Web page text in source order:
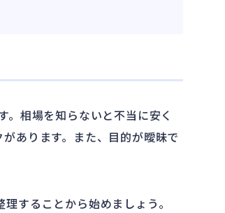
。相場を知らないと不当に安く
あります。また、目的が曖昧で
することから始めましょう。